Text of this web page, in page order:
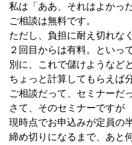
私は「ああ、それはよかっ
ご相談は無料です。
ただし、負担に耐え切れな
２回目からは有料。といっ
別に、これで儲けようなど
ちょっと計算してもらえば
ご相談だって、セミナーだ
さて、そのセミナーですが
現時点でお申込みが定員の
締め切りになるまで、あと